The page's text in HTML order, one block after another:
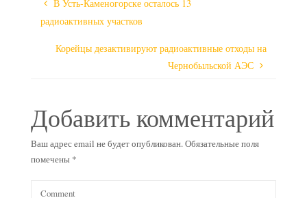
В Усть-Каменогорске осталось 13
радиоактивных участков
Корейцы дезактивируют радиоактивные отходы на
Чернобыльской АЭС
Добавить комментарий
Ваш адрес email не будет опубликован.Обязательные поля
помечены *